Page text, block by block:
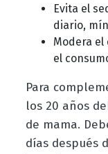
Evita el
diario,
Modera el
el
Para
los 20 años
de mama.
días después